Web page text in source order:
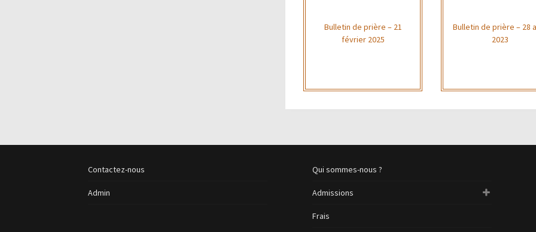
Bulletin de prière – 21
février 2025
Bulletin de prière – 28
2023
Contactez-nous
Admin
Qui sommes-nous ?
Admissions
Frais